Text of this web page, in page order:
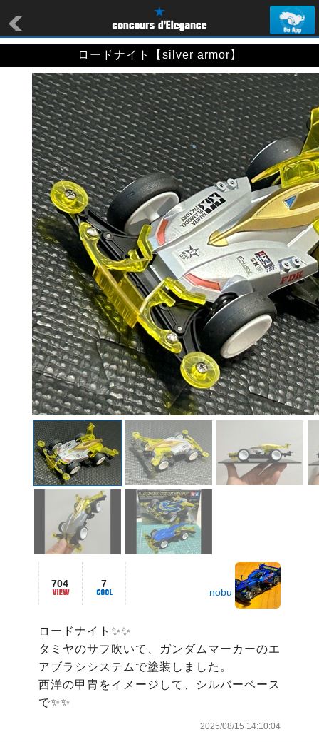
ロードナイト【silver armor】
704 7
nobu
ロードナイト✨✨
タミヤのサフ吹いて、ガンダムマーカーのエ
アブラシシステムで塗装しました。
西洋の甲冑をイメージして、シルバーベース
で✨✨
2025/08/15 14:10:04